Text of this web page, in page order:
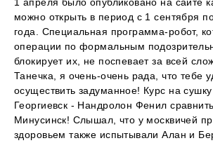
1 апреля было опубликовано на сайте
можно открыть в период с 1 сентября
года. Специальная программа-робот,
операции по формальным
блокирует их, не поспевает за всей
Танечка, я очень-очень рада, что тебе
осуществить задуманное! Курс на
Георгиевск - Нандролон Фенил
Минусинск! Слышал, что у москвичей
здоровьем также испытывали Алан и